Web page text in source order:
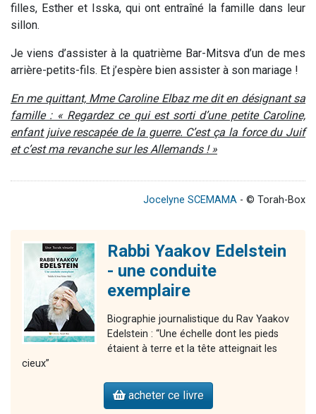
filles, Esther et Isska, qui ont entraîné la famille dans leur
sillon.
Je viens d’assister à la quatrième Bar-Mitsva d’un de mes
arrière-petits-fils. Et j’espère bien assister à son mariage !
En me quittant, Mme Caroline Elbaz me dit en désignant sa
famille : « Regardez ce qui est sorti d’une petite Caroline,
enfant juive rescapée de la guerre. C’est ça la force du Juif
et c’est ma revanche sur les Allemands ! »
Jocelyne SCEMAMA - © Torah-Box
Rabbi Yaakov Edelstein
- une conduite
exemplaire
Biographie journalistique du Rav Yaakov
Edelstein : “Une échelle dont les pieds
étaient à terre et la tête atteignait les
cieux”
acheter ce livre